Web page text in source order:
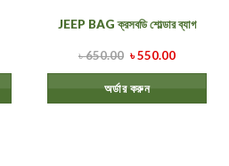
JEEP BAG ক্রসবডি শোল্ডার ব্যাগ
৳650.00 ৳550.00
অর্ডার করুন